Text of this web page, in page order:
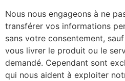
Nous nous engageons à ne
transférer vos informations
sans votre consentement,
vous livrer le produit ou le
demandé. Cependant sont
qui nous aident à exploiter